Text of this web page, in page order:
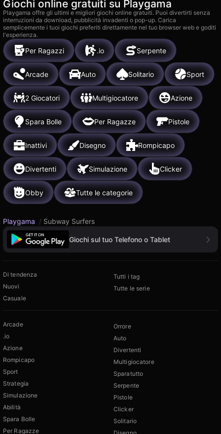
Giochi online gratuiti su Playgama
Playgama offre gli ultimi e migliori giochi online gratuiti. Puoi divertirti senza
interruzioni da download, pubblicità invadenti o pop-up. Carica
semplicemente i tuoi giochi preferiti direttamente nel tuo browser web e goditi
l'esperienza.
Per Ragazzi .io Serpente
Arcade Auto Solitario Sport
2 Giocatori Multigiocatore Azione
Spara Bolle Per Ragazze Pistole
Inattivi Disegno Rompicapo
Divertenti Simulazione Clicker
Obby Tutte le categorie
Playgama / Subway Surfers
Giochi sul tuo Telefono o Tablet
Di tendenza
Nuovi
Casuale
Tutti i tag
Tutte le serie
Arcade
.io
Azione
Rompicapo
Sport
Strategia
Simulazione
Abilità
Spara Bolle
Per Ragazze
Orrore
Auto
Divertenti
Multigiocatore
Sparatutto
Serpente
Pistole
Clicker
Solitario